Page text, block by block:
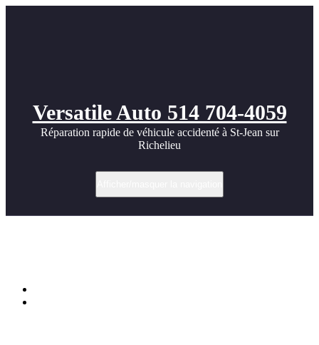
Versatile Auto 514 704-4059
Réparation rapide de véhicule accidenté à St-Jean sur
Richelieu